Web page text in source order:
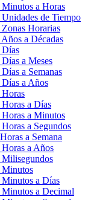
a Horas
de Tiempo
Horarias
a Décadas
a Meses
a Semanas
a Años
a Días
a Minutos
a Segundos
a Semana
a Años
Minutos
a Días
a Decimal